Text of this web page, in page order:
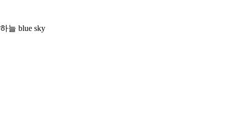
늘 blue sky